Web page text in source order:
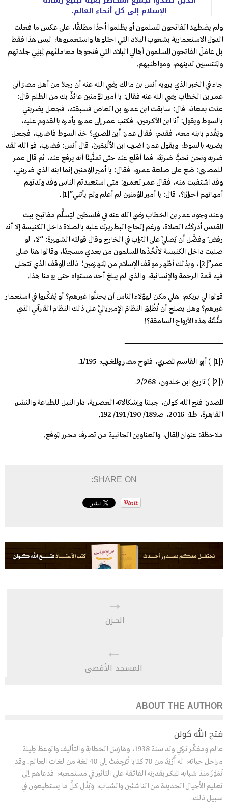
الإسلام إلى كل أنحاء العالم.
ولم يضطهد الفاتحون المسلمون أو يظلموا أحدًا مطلقًا، على عكس ما فعلت
الدول الاستعمارية بشعوب البلاد التي احتلوها واستعمروها، ليس هذا فقط
بل عامَلَ الفاتحون المسلمون أهالي البلاد التي فتحوها معاملتَهم لِبَنِي جلدتهم
والمنتسبين لدينهم، ومواطنيهم.
جاء في الخبر الذي يرويه أنس بن مالك رضي الله عنه أن رجلًا من أهل مصرَ أتى
عمر بن الخطاب رضي الله عنه فقال: يا أمير المؤمنين عائذٌ بك من الظلم قال:
عذت بمعاذ، قال: سابقت ابن عمرو بن العاص فسبقته، فجعل يضربني
بالسوط ويقول: أنا ابن الأكرمين، فكتب عمر إلى عمرو يأمره بالقدوم عليه،
ويَقْدم بابنه معه، فقدم، فقال عمر: أين المصري؟ خذ السوط فاضرب، فجعل
يضربه بالسوط، ويقول عمر: اضرب ابن الألْيَمَيْن، قال أنس: فضرب، فو الله لقد
ضربه ونحن نحبُّ ضربَهُ، فما أقلع عنه حتى تمنَّينَا أنه يرفع عنه، ثم قال عمر
للمصري: ضع على صلعة عمرو، فقال: يا أمير المؤمنين إنما ابنه الذي ضربني،
وقد اشتفيت منه، فقال عمر لعمرو: متى استعبدتم الناس وقد ولدتهم
أمهاتهم أحرارًا؟، قال: يا أمير المؤمنين لم أعلم ولم يأتني” [1]
.
وعند وجود عمر بن الخطاب رضي الله عنه في فلسطين لتِسلُّم مفاتيح بيت
المقدس أدركَتْه الصلاة، ورغم إلحاح البطريرك عليه بالصلاة داخل الكنيسة إلا أنه
رفض َ وفضَّل أن يُصلِّي على التراب في الخارج وقال قولته الشهيرة: “لا، لو
صليت داخل الكنيسة لاتَّخّذَها المسلمون من بعدي مسجدًا، وقالوا هنا صلى
عمر”
، وبذلك أظهر موقف الإسلام من المنهزمين؛ ذلك الموقف الذي تتجلى
فيه قمة الرحمة والإنسانية، والذي لم يبلغ أحد مستواه حتى يومنا هذا.
قولوا لي بربكم، هلي مكن لهؤلاء الناس أن يحتلُّوا غيرهم؟ أو يُفكِّروا في استعمار
غيرهم؟ وهل يصلح أن نُطْلِق النظامَ الإمبرياليَّ على ذلك النظام القرآني الذي
مثَّلَتْهُ هذه الأرواح السامقة؟!
ـــــــــــــــــــــــــــــــــــــــــــــــــــــــــــــــــــــــــــــــــــــــــــــــــــــــــــــــــــــــــــــــــــــــــــــــــــــــــــــــــــــــــــــــــــــــــــــــــ
([1] ) أبو القاسم المصري، فتوح مصر والمغرب، 1/195.
([2] ) تاريخ ابن خلدون، 2/268.
المصدر: فتح الله كولن، جيلنا وإشكالاته العصرية، دار النيل للطباعة والنشر،
القاهرة، طـ1، 2016، صـ189/ 190/ 191/ 192.
ملاحظة: عنوان المقال، والعناوين الجانبية من تصرف محرر الموقع.
SHARE ON:
الحـزن
المسجد الأقصى
ABOUT THE AUTHOR
فتح الله كولن
عالِم ومفكِّر تركي ولد سنة 1938، ومَارَسَ الخطابة والتأليف والوعظ طِيلة
مراحل حياته، له أَزْيَدُ من 70 كتابا تُرْجِمَتْ إلى 40 لغة من لغات العالم. وقد
تَمَيَّزَ منذ شبابه المبكر بقدرته الفائقة على التأثير في مستمعيه، فدعاهم إلى
تعليم الأجيال الجديدة من الناشئين والشباب، وَبَذْلِ كلِّ ما يستطيعون في
سبيل ذلك.